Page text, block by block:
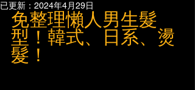
已更新： 2024年4月29日
免整理懶人男生髮
型！韓式、日系、燙
髮！